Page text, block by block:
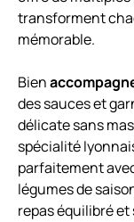
transforment
mémorable.
Bien
des sauces et
délicate sans
spécialité
parfaitement
légumes de
repas équilibré et